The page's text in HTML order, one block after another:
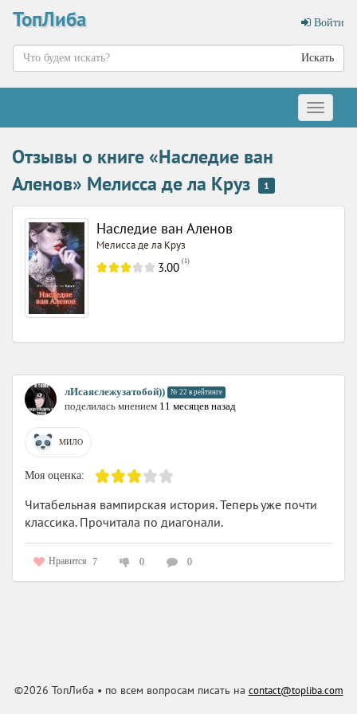
ТопЛиба Войти
Искать
Меню
Отзывы о книге «Наследие ван
Аленов» Мелисса де ла Круз
1
Наследие ван Аленов
Мелисса де ла Круз
3.00 (1)
лИсаяслежузатобой)) № 22 в рейтинге
поделилась мнением 11 месяцев назад
МИЛО
Моя оценка:
Читабельная вампирская история. Теперь уже почти
классика. Прочитала по диагонали.
Нравится 7 0 0
©2026 ТопЛиба • по всем вопросам писать на contact@topliba.com